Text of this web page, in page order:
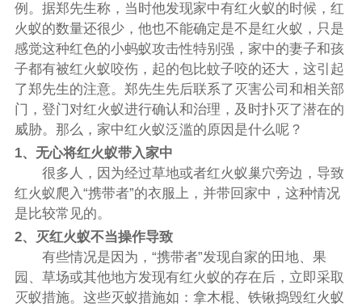
例。据郑先生称，当时他发现家中有红火蚁的时候，红
火蚁的数量还很少，他也不能确定是不是红火蚁，只是
感觉这种红色的小蚂蚁攻击性特别强，家中的妻子和孩
子都有被红火蚁咬伤，起的包比蚊子咬的还大，这引起
了郑先生的注意。郑先生先后联系了灭害公司和相关部
门，登门对红火蚁进行确认和治理，及时扑灭了潜在的
威胁。那么，家中红火蚁泛滥的原因是什么呢？
1、无心将红火蚁带入家中
很多人，因为经过草地或者红火蚁巢穴旁边，导致
红火蚁爬入“携带者”的衣服上，并带回家中，这种情况
是比较常见的。
2、灭红火蚁不当操作导致
有些情况是因为，“携带者”发现自家的田地、果
园、草场或其他地方发现有红火蚁的存在后，立即采取
灭蚁措施。这些灭蚁措施如：拿木棍、铁锹捣毁红火蚁